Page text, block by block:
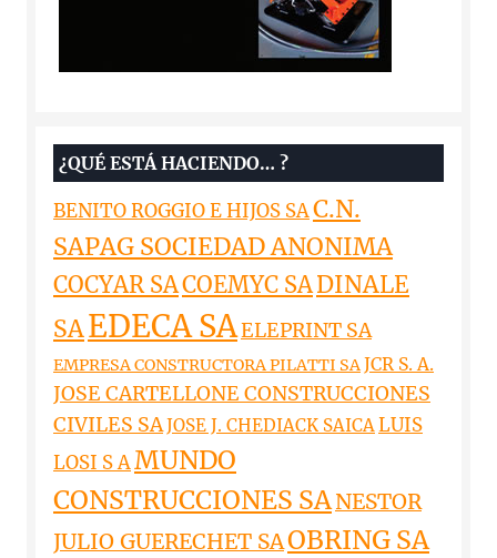
¿QUÉ ESTÁ HACIENDO… ?
BENITO ROGGIO E HIJOS SAC.N.
SAPAG SOCIEDAD ANONIMA
COCYAR SACOEMYC SADINALE
SAEDECA SAELEPRINT SA
EMPRESA CONSTRUCTORA PILATTI SAJCR S. A.
JOSE CARTELLONE CONSTRUCCIONES
CIVILES SAJOSE J. CHEDIACK SAICALUIS
LOSI S AMUNDO
CONSTRUCCIONES SANESTOR
JULIO GUERECHET SAOBRING SA